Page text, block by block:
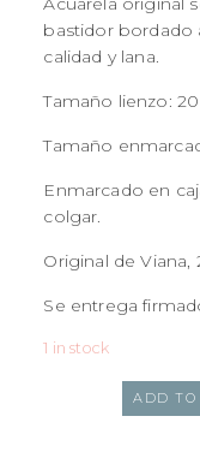
bastidor bordado
calidad y lana.
Tamaño lienzo:
Tamaño
Enmarcado en
colgar.
Original de Viana,
Se entrega
1 in stock
ADD TO